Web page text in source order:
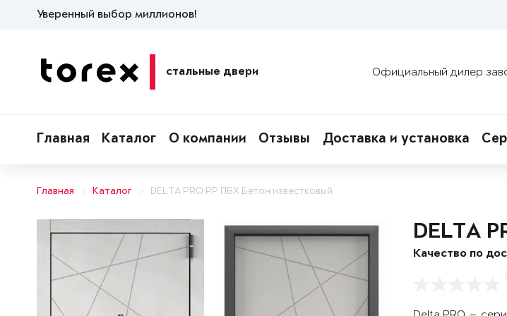
Уверенный выбор миллионов!
стальные двери Официальный дилер
Главная Каталог О компании Отзывы Доставка и установка
Главная Каталог DELTA PRO PP ПВХ Бетон известковый
DELTA
Качество по